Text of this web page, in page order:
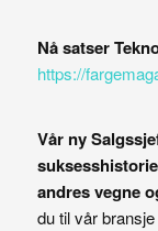
Nå satser
https://
Vår ny
andres vegne
du til vår